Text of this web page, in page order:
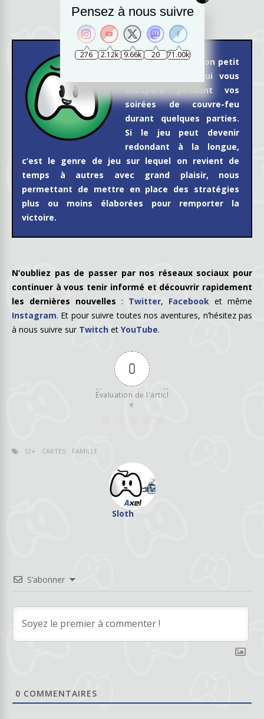
Brigantin est un bon petit
jeu de société qui vous
occupera pendant vos
soirées de couvre-feu
durant quelques parties.
Si le jeu peut devenir
redondant à la longue,
c’est le genre de jeu sur lequel on revient de
temps à autres avec grand plaisir, nous
permettant de mettre en place des stratégies
plus ou moins élaborées pour remporter la
victoire.
N’oubliez pas de passer par nos réseaux sociaux pour
continuer à vous tenir informé et découvrir rapidement
les dernières nouvelles : Twitter, Facebook et même
Instagram. Et pour suivre toutes nos aventures, n’hésitez pas
à nous suivre sur Twitch et YouTube.
0
Évaluation de l'articl
e
12+ CARTES FAMILLE
Sloth
S’abonner
0 COMMENTAIRES
Pensez à nous suivre
276 2.12k 9.66k 20 71.00k